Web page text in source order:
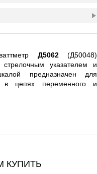
Д5062(Д50048)
указателем и
предназначен для
в цепях переменного и
КУПИТЬ